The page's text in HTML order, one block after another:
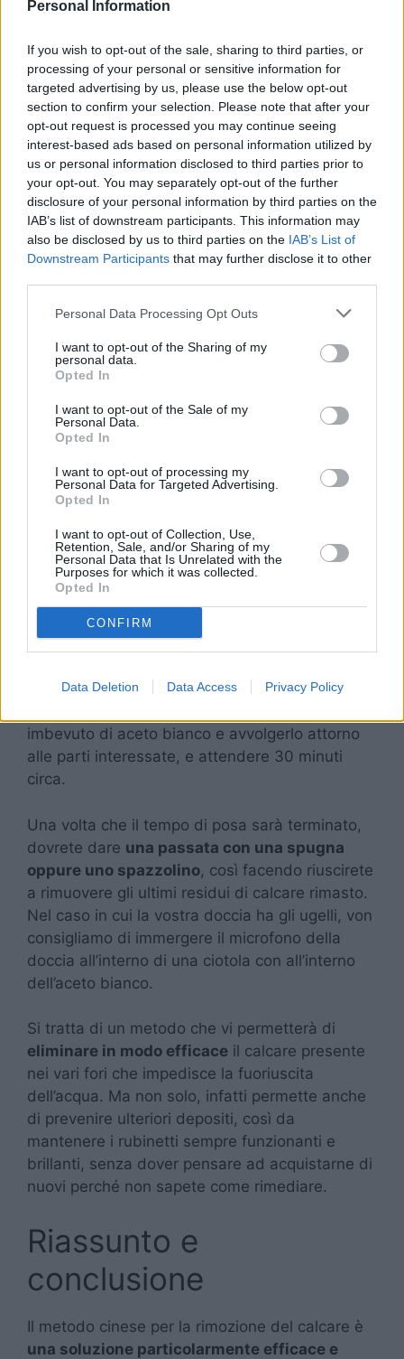
Personal Information
If you wish to opt-out of the sale, sharing to third parties, or
processing of your personal or sensitive information for
targeted advertising by us, please use the below opt-out
section to confirm your selection. Please note that after your
opt-out request is processed you may continue seeing
interest-based ads based on personal information utilized by
us or personal information disclosed to third parties prior to
your opt-out. You may separately opt-out of the further
disclosure of your personal information by third parties on the
IAB’s list of downstream participants. This information may
also be disclosed by us to third parties on the IAB’s List of
Downstream Participants that may further disclose it to other
Personal Data Processing Opt Outs
I want to opt-out of the Sharing of my
personal data.
Opted In
I want to opt-out of the Sale of my
Personal Data.
Opted In
I want to opt-out of processing my
Personal Data for Targeted Advertising.
Opted In
I want to opt-out of Collection, Use,
Retention, Sale, and/or Sharing of my
Personal Data that Is Unrelated with the
Purposes for which it was collected.
Opted In
CONFIRM
Data Deletion Data Access Privacy Policy
spruzzarlo sulle superfici che mostrano del
All’interno del tè verde è presentel’acido
tannico, un elemento che aiuta a sciogliere i
residui di calcare che potrebbero presentarsi
dopo aver applicato il metodo cinese, inoltre
permette di disinfettare quelle superfici. Inoltre,
è un metodo perfetto per trattare le superfici
più delicate, come ad esempio il vetro oppure la
ceramica, materiali che l’aceto potrebbe
rovinare.
molte persone è totalmente nuovo, ma
nonostante questo è unacombinazione
perfetta di tradizione e praticità
, che dimostra
spesso e volentieri molto meglio dei classici
prodotti commerciali che si mostrano molto
Rimozione del calcare
da rubinetti e docce
Uno dei punti in cui il calcare si presta ad una
formazione molto più importante è sicuramente
sui rubinetti e sulle docce
ha però una soluzione anche per questo, difatti
imbevuto di aceto bianco e avvolgerlo attorno
alle parti interessate, e attendere 30 minuti
circa.
Una volta che il tempo di posa sarà terminato,
dovrete dare una passata con una spugna
oppure uno spazzolino, così facendo riuscirete
a rimuovere gli ultimi residui di calcare rimasto.
Nel caso in cui la vostra doccia ha gli ugelli, von
consigliamo di immergere il microfono della
doccia all’interno di una ciotola con all’interno
dell’aceto bianco.
Si tratta di un metodo che vi permetterà di
eliminare in modo efficace il calcare presente
nei vari fori che impedisce la fuoriuscita
dell’acqua. Ma non solo, infatti permette anche
di prevenire ulteriori depositi, così da
mantenere i rubinetti sempre funzionanti e
brillanti, senza dover pensare ad acquistarne di
nuovi perché non sapete come rimediare.
Riassunto e
conclusione
Il metodo cinese per la rimozione del calcare è
una soluzione particolarmente efficace e